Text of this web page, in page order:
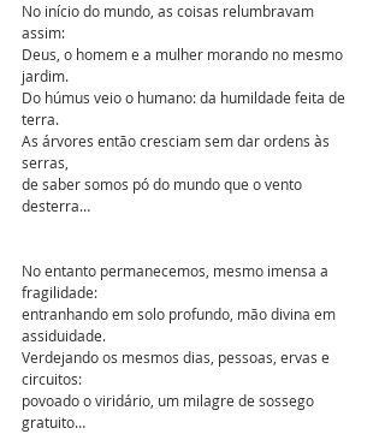
No início do mundo, as coisas relumbravam
assim:
Deus, o homem e a mulher morando no mesmo
jardim.
Do húmus veio o humano: da humildade feita de
terra.
As árvores então cresciam sem dar ordens às
serras,
de saber somos pó do mundo que o vento
desterra…
No entanto permanecemos, mesmo imensa a
fragilidade:
entranhando em solo profundo, mão divina em
assiduidade.
Verdejando os mesmos dias, pessoas, ervas e
circuitos:
povoado o viridário, um milagre de sossego
gratuito…